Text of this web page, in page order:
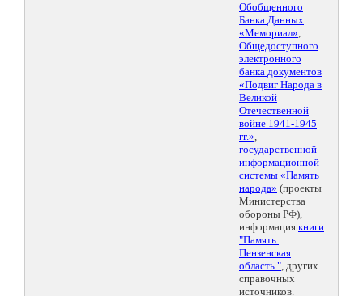
Обобщенного
Банка Данных
«Мемориал»,
Общедоступного
электронного
банка документов
«Подвиг Народа в
Великой
Отечественной
войне 1941-1945
гг.»,
государственной
информационной
системы «Память
народа» (проекты
Министерства
обороны РФ),
информация книги
"Память.
Пензенская
область.", других
справочных
источников.